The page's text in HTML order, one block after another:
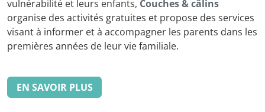
vulnérabilité et leurs enfants, Couches & câlins
organise des activités gratuites et propose des services
visant à informer et à accompagner les parents dans les
premières années de leur vie familiale.
EN SAVOIR PLUS